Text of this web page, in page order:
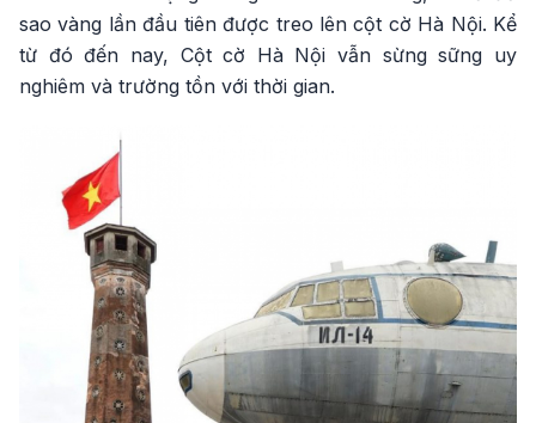
sao vàng lần đầu tiên được treo lên cột cờ Hà Nội. Kể
từ đó đến nay, Cột cờ Hà Nội vẫn sừng sững uy
nghiêm và trường tồn với thời gian.